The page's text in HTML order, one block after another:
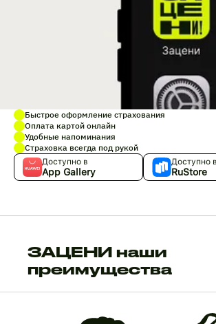
Быстрое оформление страхования
Оплата картой онлайн
Удобные напоминания
Страховка всегда под рукой
Доступно в
App Gallery
Доступно в
RuStore
ЗАЦЕНИ наши
преимущества